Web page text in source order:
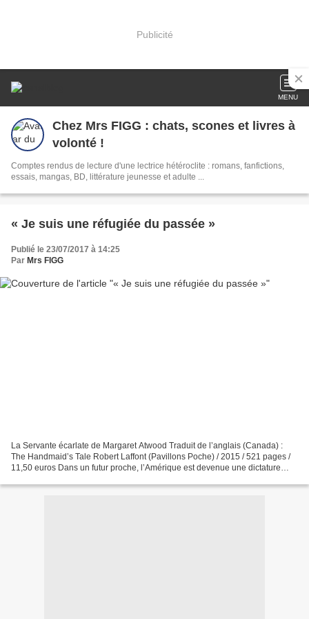
Publicité
MENU
Chez Mrs FIGG : chats, scones et livres à
volonté !
Comptes rendus de lecture d'une lectrice hétéroclite : romans, fanfictions,
essais, mangas, BD, littérature jeunesse et adulte ...
« Je suis une réfugiée du passée »
Publié le 23/07/2017 à 14:25
Par Mrs FIGG
La Servante écarlate de Margaret Atwood Traduit de l’anglais (Canada) :
The Handmaid’s Tale Robert Laffont (Pavillons Poche) / 2015 / 521 pages /
11,50 euros Dans un futur proche, l’Amérique est devenue une dictature